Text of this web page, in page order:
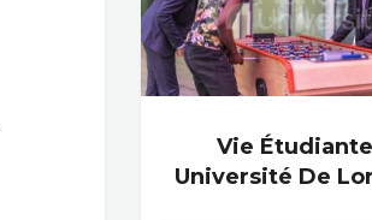
Vie
Université De